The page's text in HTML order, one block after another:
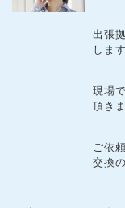
出張
します
現場
頂き
ご依
交換